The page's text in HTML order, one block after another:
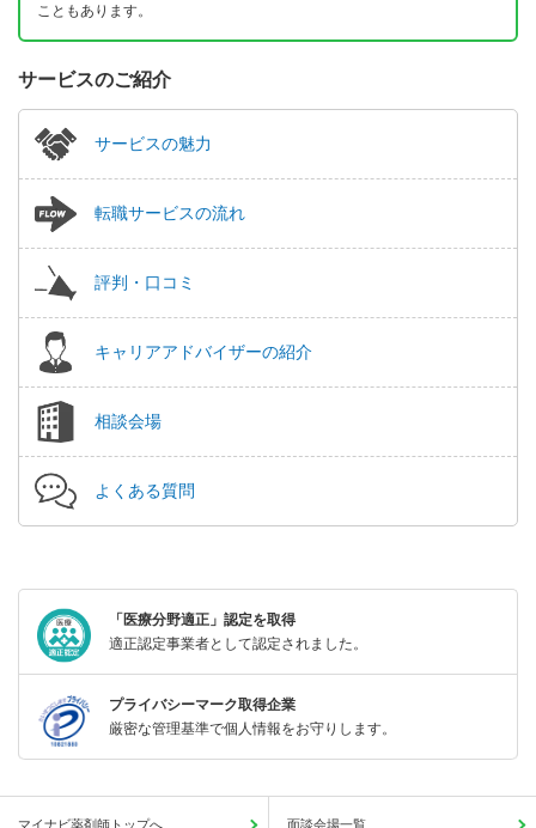
こともあります。
サービスのご紹介
サービスの魅力
転職サービスの流れ
評判・口コミ
キャリアアドバイザーの紹介
相談会場
よくある質問
「医療分野適正」認定を取得
適正認定事業者として認定されました。
プライバシーマーク取得企業
厳密な管理基準で個人情報をお守りします。
マイナビ薬剤師トップへ 面談会場一覧